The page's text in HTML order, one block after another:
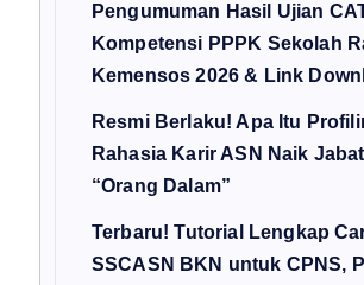
Pengumuman Hasil Ujian
Kompetensi PPPK Sekolah
Kemensos 2026 & Link
Resmi Berlaku! Apa Itu
Rahasia Karir ASN Naik
“Orang Dalam”
Terbaru! Tutorial Lengkap
SSCASN BKN untuk CPNS,